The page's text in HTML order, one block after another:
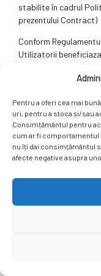
Pentru a oferi cea mai
uri, pentru a stoca și/sau
Consimțământul pentru
cum ar fi comportamentul
nu îți dai consimțământul
afecte negative asupra
stabilite în cadrul
prezentului Contract)
Conform
Utilizatorii
dreptul de a se
solicite stergerea
Pentru exercitarea
cerere in scris in
adresa
Site-ul se angajează
comerciale pentru
accesibile pentru a